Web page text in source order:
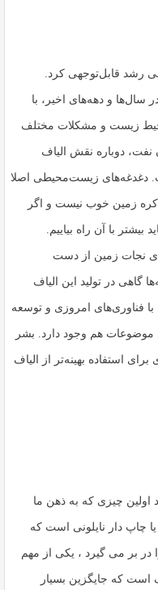
رشد قابل‌توجهی کرد.
سال‌ها و دهه‌های اخیر، با
زیست و مشکلات مختلف
نفت، دوباره نقش الیاف
دغدغه‌های زیست‌محیطی اصلا
زمین خوب نیست و اگر
با آن راه بیاییم.
نجات زمین از دست
گاهی در تولید این الیاف
فناوری‌های امروزی و توسعه
موضوعات هم وجود دارد. بشر
استفاده بهینه‌تر از الیاف
اولین چیزی که به ذهن ما
چاپ دار نایلونی است که
در بر می گیرد ، یکی از مهم
است که جایگزین بسیار